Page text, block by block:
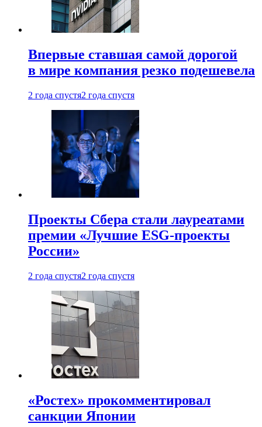
Впервые ставшая самой дорогой
в мире компания резко подешевела
2 года спустя2 года спустя
Проекты Сбера стали лауреатами
премии «Лучшие ESG-проекты
России»
2 года спустя2 года спустя
«Ростех» прокомментировал
санкции Японии